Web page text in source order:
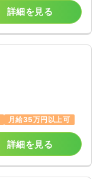
詳細を見る
月給35万円以上可
詳細を見る